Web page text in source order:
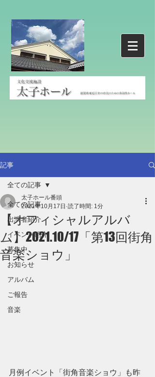
記事
全ての記事
出演者紹介
イベント紹介
募集中
お知らせ
アルバム
ご報告
音楽
全ての記事
【オフィシャルアルバ
ム】2021.10/17「第13回街角
音楽ショウ」
太子ホール番頭
2021年10月17日 読了時間: 1分
月例イベント「街角音楽ショウ」も昨